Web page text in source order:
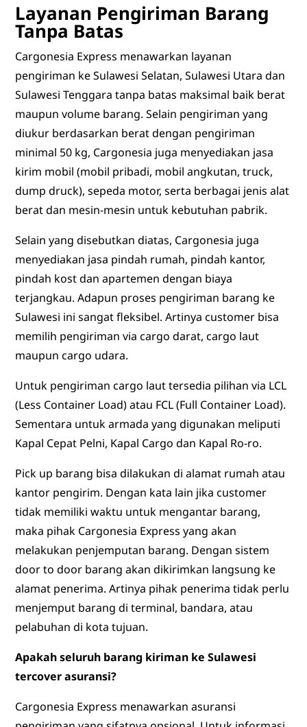
Layanan Pengiriman Barang
Tanpa Batas
Cargonesia Express menawarkan layanan
pengiriman ke Sulawesi Selatan, Sulawesi Utara dan
Sulawesi Tenggara tanpa batas maksimal baik berat
maupun volume barang. Selain pengiriman yang
diukur berdasarkan berat dengan pengiriman
minimal 50 kg, Cargonesia juga menyediakan jasa
kirim mobil (mobil pribadi, mobil angkutan, truck,
dump druck), sepeda motor, serta berbagai jenis alat
berat dan mesin-mesin untuk kebutuhan pabrik.
Selain yang disebutkan diatas, Cargonesia juga
menyediakan jasa pindah rumah, pindah kantor,
pindah kost dan apartemen dengan biaya
terjangkau. Adapun proses pengiriman barang ke
Sulawesi ini sangat fleksibel. Artinya customer bisa
memilih pengiriman via cargo darat, cargo laut
maupun cargo udara.
Untuk pengiriman cargo laut tersedia pilihan via LCL
(Less Container Load) atau FCL (Full Container Load).
Sementara untuk armada yang digunakan meliputi
Kapal Cepat Pelni, Kapal Cargo dan Kapal Ro-ro.
Pick up barang bisa dilakukan di alamat rumah atau
kantor pengirim. Dengan kata lain jika customer
tidak memiliki waktu untuk mengantar barang,
maka pihak Cargonesia Express yang akan
melakukan penjemputan barang. Dengan sistem
door to door barang akan dikirimkan langsung ke
alamat penerima. Artinya pihak penerima tidak perlu
menjemput barang di terminal, bandara, atau
pelabuhan di kota tujuan.
Apakah seluruh barang kiriman ke Sulawesi
tercover asuransi?
Cargonesia Express menawarkan asuransi